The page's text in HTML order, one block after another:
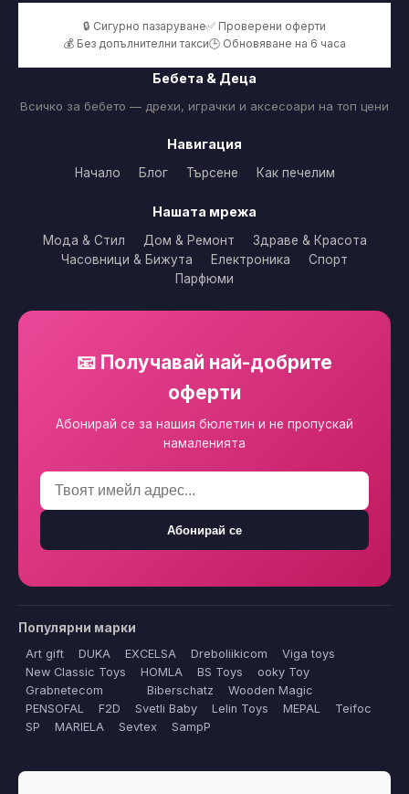
🔒 Сигурно пазаруване✅ Проверени оферти
💰 Без допълнителни такси🕒 Обновяване на 6 часа
Бебета & Деца
Всичко за бебето — дрехи, играчки и аксесоари на топ цени
Навигация
Начало Блог Търсене Как печелим
Нашата мрежа
Мода & Стил Дом & Ремонт
Здраве & Красота
Часовници & Бижута
Електроника
Спорт
Парфюми
📧 Получавай най-добрите
оферти
Абонирай се за нашия бюлетин и не пропускай
намаленията
Абонирай се
Популярни марки
Art gift DUKA EXCELSA Dreboliikicom
Viga toys
New Classic Toys
HOMLA BS Toys
ooky Toy
Grabnetecom
Biberschatz
Wooden Magic
PENSOFAL
F2D Svetli Baby Lelin Toys MEPAL
Teifoc
SP
MARIELA Sevtex SampP